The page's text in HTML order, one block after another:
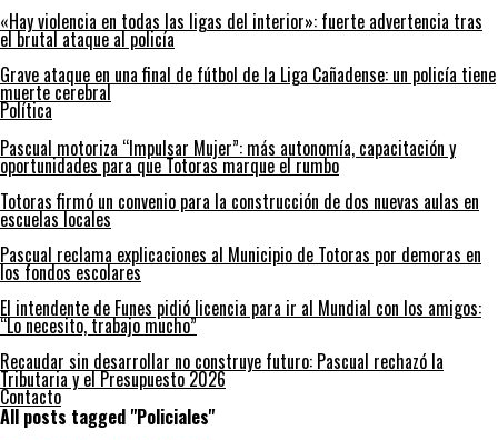
«Hay violencia en todas las ligas del interior»: fuerte advertencia tras
el brutal ataque al policía
Grave ataque en una final de fútbol de la Liga Cañadense: un policía tiene
muerte cerebral
Política
Pascual motoriza “Impulsar Mujer”: más autonomía, capacitación y
oportunidades para que Totoras marque el rumbo
Totoras firmó un convenio para la construcción de dos nuevas aulas en
escuelas locales
Pascual reclama explicaciones al Municipio de Totoras por demoras en
los fondos escolares
El intendente de Funes pidió licencia para ir al Mundial con los amigos:
“Lo necesito, trabajo mucho”
Recaudar sin desarrollar no construye futuro: Pascual rechazó la
Tributaria y el Presupuesto 2026
Contacto
All posts tagged "Policiales"